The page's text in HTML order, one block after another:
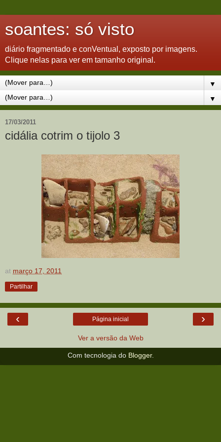
soantes: só visto
diário fragmentado e conVentual, exposto por imagens.
Clique nelas para ver em tamanho original.
▼
▼
17/03/2011
cidália cotrim o tijolo 3
at março 17, 2011
Partilhar
‹ ›
Página inicial
Ver a versão da Web
Com tecnologia do Blogger.